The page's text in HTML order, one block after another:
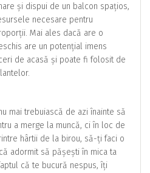
și dispui de un balcon spațios,
necesare pentru
Mai ales dacă are o
are un potențial imens
de acasă și poate fi folosit de
mai trebuiască de azi înainte să
a merge la muncă, ci în loc de
hârtii de la birou, să-ți faci o
adormit să pășești în mica ta
că te bucură nespus, îți